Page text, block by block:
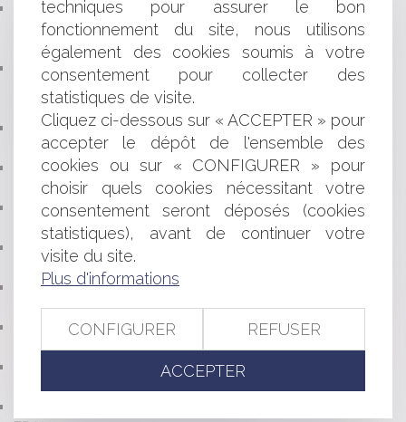
INAPTITUDE : REPRISE DU PAIEMENT DU SALAIRE
JUSQU’À LA PRÉSENTATION DE LA LETTRE DE
LICENCIEMENT
LE RÉFÉRENT « HARCÈLEMENT » DANS LES
ENTREPRISES D’AU MOINS 250 SALARIÉS ET LE
RÉFÉRENT « HARCÈLEMENT » DU CSE
PRÉLÈVEMENT À LA SOURCE : CE QUI CHANGE
POUR LES AVOCATS
HEURES SUPPLÉMENTAIRES EXONÉRÉES À COMPTER
DU 1ER JANVIER 2019
RÉFORME DE LA PROCÉDURE DE DIVORCE À VENIR :
QUELLES NOUVEAUTÉS ?
LE RAPPORT ANNUEL 2019 DE LA COUR DES
COMPTES : QUELS ENSEIGNEMENTS ?
RESPONSABILITÉ DU SYNDIC DE COPROPRIÉTÉ EN
CAS D’INACTION FACE À DES TRAVAUX URGENTS
PRIME EXCEPTIONNELLE DE FIN D'ANNÉE : POUR QUI
? SELON QUELLES MODALITÉS ?
NOTIFICATION DU DÉCOMPTE GÉNÉRAL ET
techniques pour assurer le bon
fonctionnement du site, nous utilisons
également des cookies soumis à votre
consentement pour collecter des
statistiques de visite.
Cliquez ci-dessous sur « ACCEPTER » pour
accepter le dépôt de l'ensemble des
cookies ou sur « CONFIGURER » pour
choisir quels cookies nécessitant votre
consentement seront déposés (cookies
statistiques), avant de continuer votre
visite du site.
Plus d'informations
CONFIGURER REFUSER
ACCEPTER